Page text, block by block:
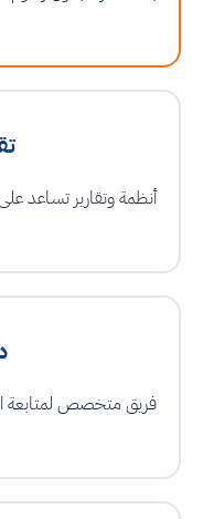
أنظمة وتقارير تساعد
فريق متخصص لمتابعة